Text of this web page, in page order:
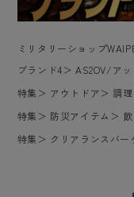
ミリタリーショップ
ブランド4＞AS2OV/アッ
特集 ＞ アウトドア ＞ 調
特集 ＞ 防災アイテム ＞
特集 ＞ クリアランスバー